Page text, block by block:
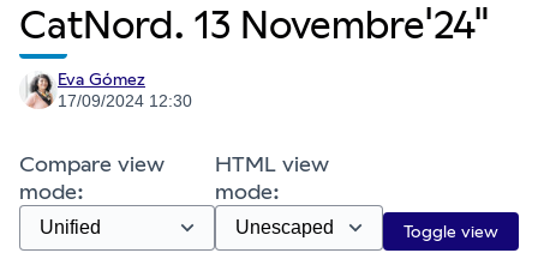
CatNord. 13 Novembre'24"
Eva Gómez
17/09/2024 12:30
Compare view
mode:
HTML view
mode:
Toggle view